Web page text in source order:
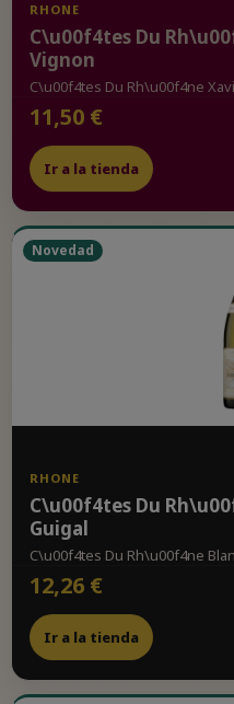
RHONE
C\u00f4tes Du
Vignon
C\u00f4tes Du Rh\u00f4ne
11,50 €
Ir a la tienda
Novedad
RHONE
C\u00f4tes Du
Guigal
C\u00f4tes Du Rh\u00f4ne
12,26 €
Ir a la tienda